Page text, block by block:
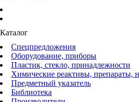
Каталог
Спецпредложения
Оборудование, приборы
Пластик, стекло, принадлежности
Химические реактивы, препараты,
Предметный указатель
Библиотека